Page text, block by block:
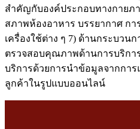
สำคัญกับองค์ประกอบทางกายภ
สภาพห้องอาหาร บรรยากาศ ก
เครื่องใช้ต่าง ๆ 7) ด้านกระบวน
ตรวจสอบคุณภาพด้านการบริกา
บริการด้วยการนำข้อมูลจากกา
ลูกค้าในรูปแบบออนไลน์